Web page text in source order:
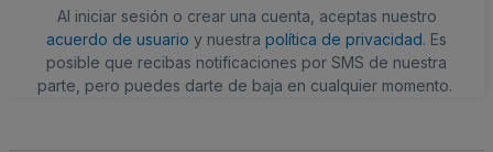
Al iniciar sesión o crear una cuenta, aceptas nuestro
acuerdo de usuario y nuestra política de privacidad. Es
posible que recibas notificaciones por SMS de nuestra
parte, pero puedes darte de baja en cualquier momento.